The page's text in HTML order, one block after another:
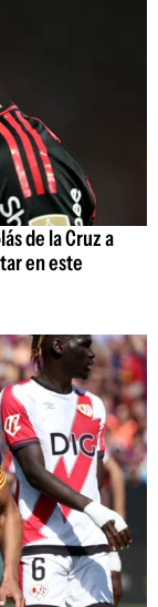
de la Cruz a
en este